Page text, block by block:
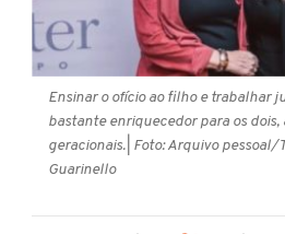
Ensinar o ofício ao filho e trabalhar
bastante enriquecedor para os
geracionais. | Foto: Arquivo
Guarinello